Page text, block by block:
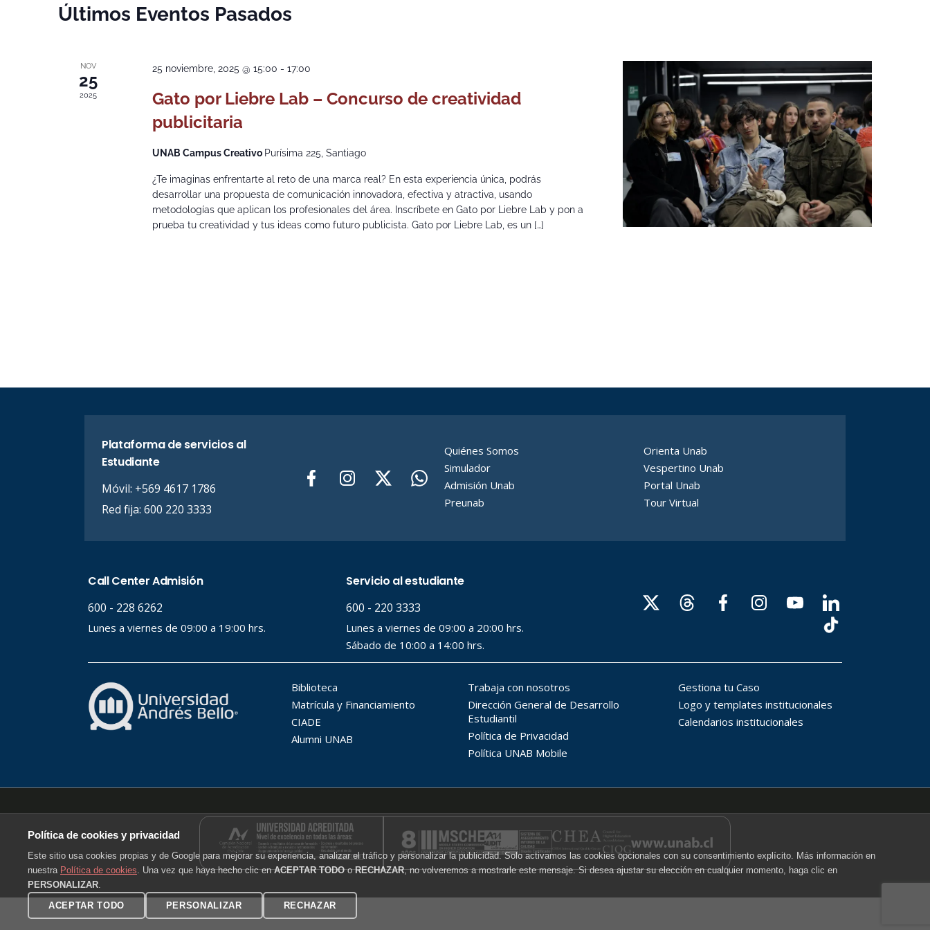
Calendario
Eventos
Últimos Eventos Pasados
NOV
25
2025
25 noviembre, 2025 @ 15:00 - 17:00
Gato por Liebre Lab – Concurso de creatividad
publicitaria
UNAB Campus Creativo Purísima 225, Santiago
¿Te imaginas enfrentarte al reto de una marca real? En esta experiencia única, podrás
desarrollar una propuesta de comunicación innovadora, efectiva y atractiva, usando
metodologías que aplican los profesionales del área. Inscríbete en Gato por Liebre Lab y pon a
prueba tu creatividad y tus ideas como futuro publicista. Gato por Liebre Lab, es un […]